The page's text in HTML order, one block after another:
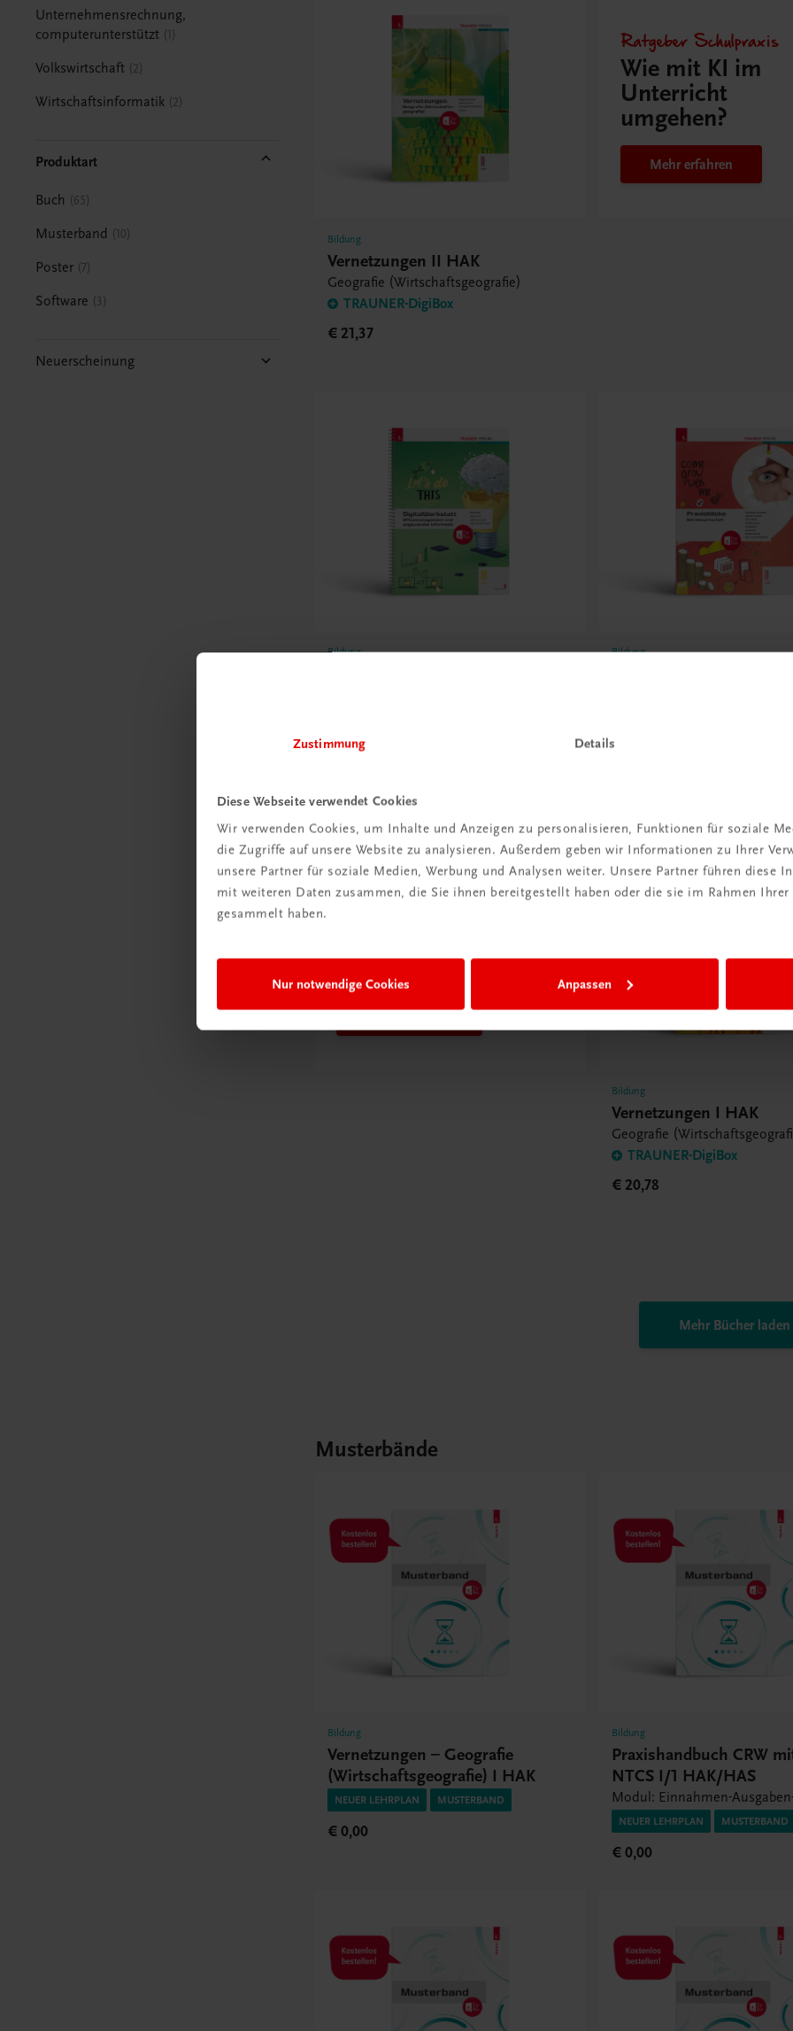
Zustimmung Details
Diese Webseite verwendet Cookies
Wir verwenden Cookies, um Inhalte und Anzeigen zu personalisieren, Funktionen für soziale
die Zugriffe auf unsere Website zu analysieren. Außerdem geben wir Informationen zu Ihrer
unsere Partner für soziale Medien, Werbung und Analysen weiter. Unsere Partner führen diese
mit weiteren Daten zusammen, die Sie ihnen bereitgestellt haben oder die sie im Rahmen
gesammelt haben.
Nur notwendige Cookies Anpassen
Unternehmensrechnung,
computerunterstützt 1
Volkswirtschaft 2
Wirtschaftsinformatik 2
Produktart
Buch 65
Musterband 10
Poster 7
Software 3
Neuerscheinung
Bildung
Vernetzungen II HAK
Geografie (Wirtschaftsgeografie)
TRAUNER-DigiBox
€ 21,37
Ratgeber Schulpraxis
Wie mit KI im
Unterricht
umgehen?
Mehr erfahren
Bildung
TRAUNER-DigiBox
Bildung
Rabattcode erhalten
Newsletter
sparen
Bildung
Vernetzungen I HAK
Geografie
TRAUNER-DigiBox
€ 20,78
Mehr Bücher laden
Musterbände
Bildung
Vernetzungen – Geografie
(Wirtschaftsgeografie) I HAK
NEUER LEHRPLAN MUSTERBAND
€ 0,00
Bildung
Praxishandbuch CRW
NTCS I/1 HAK/HAS
Modul: Einnahmen-
NEUER LEHRPLAN MUSTERBAND
€ 0,00